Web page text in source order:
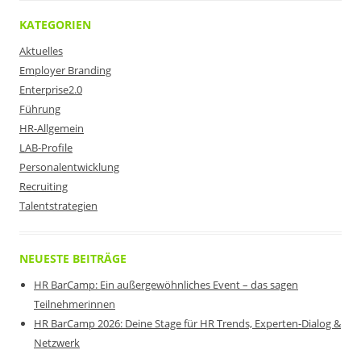
KATEGORIEN
Aktuelles
Employer Branding
Enterprise2.0
Führung
HR-Allgemein
LAB-Profile
Personalentwicklung
Recruiting
Talentstrategien
NEUESTE BEITRÄGE
HR BarCamp: Ein außergewöhnliches Event – das sagen
Teilnehmerinnen
HR BarCamp 2026: Deine Stage für HR Trends, Experten-Dialog &
Netzwerk